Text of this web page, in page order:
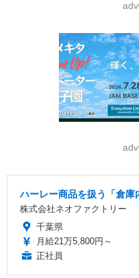
ハーレー商品を扱う「倉庫
株式会社ネオファクトリー
千葉県
月給21万5,800円～
正社員